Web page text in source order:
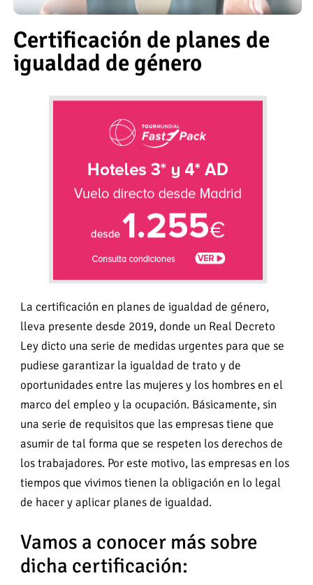
Certificación de planes de
igualdad de género
La certificación en planes de igualdad de género,
lleva presente desde 2019, donde un Real Decreto
Ley dicto una serie de medidas urgentes para que se
pudiese garantizar la igualdad de trato y de
oportunidades entre las mujeres y los hombres en el
marco del empleo y la ocupación. Básicamente, sin
una serie de requisitos que las empresas tiene que
asumir de tal forma que se respeten los derechos de
los trabajadores. Por este motivo, las empresas en los
tiempos que vivimos tienen la obligación en lo legal
de hacer y aplicar planes de igualdad.
Vamos a conocer más sobre
dicha certificación: